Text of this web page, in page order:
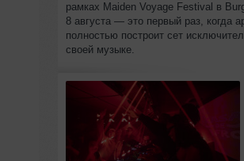
рамках Maiden Voyage Festival в
8 августа — это первый раз, когда
полностью построит сет
своей музыке.